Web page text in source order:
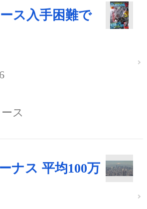
ス入手困難で
ス
ナス 平均100万